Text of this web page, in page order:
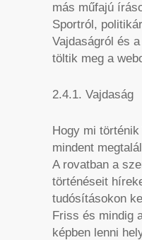
más műfajú
Sportról,
Vajdaságról és
töltik meg a
2.4.1. Vajdaság
Hogy mi
mindent
A rovatban a
történéseit
tudósításokon
Friss és mindig
képben lenni